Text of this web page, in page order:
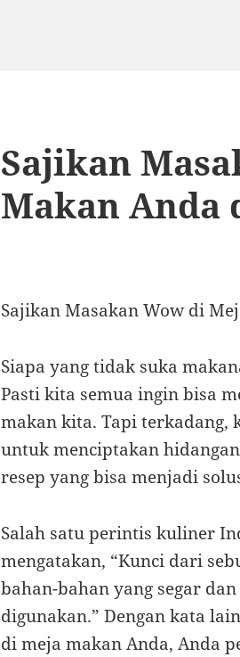
Sajikan
Makan Anda
Sajikan Masakan Wow di
Siapa yang tidak suka
Pasti kita semua ingin bisa
makan kita. Tapi terkadang,
untuk menciptakan
resep yang bisa menjadi
Salah satu perintis kuliner
mengatakan, “Kunci dari
bahan-bahan yang segar
digunakan.” Dengan kata
di meja makan Anda, Anda